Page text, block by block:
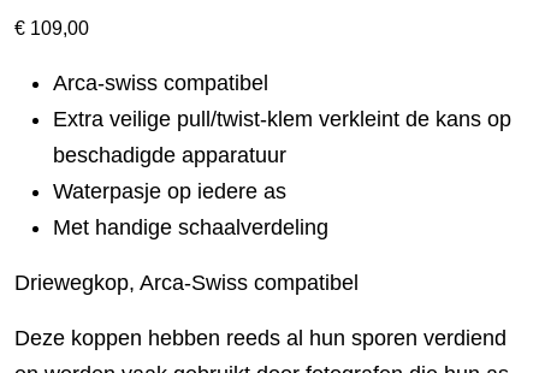
€ 109,00
Arca-swiss compatibel
Extra veilige pull/twist-klem verkleint de kans op
beschadigde apparatuur
Waterpasje op iedere as
Met handige schaalverdeling
Driewegkop, Arca-Swiss compatibel
Deze koppen hebben reeds al hun sporen verdiend